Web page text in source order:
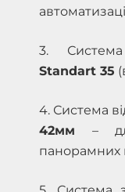
3.
Standart 35
4. Система
42мм –
панорамних